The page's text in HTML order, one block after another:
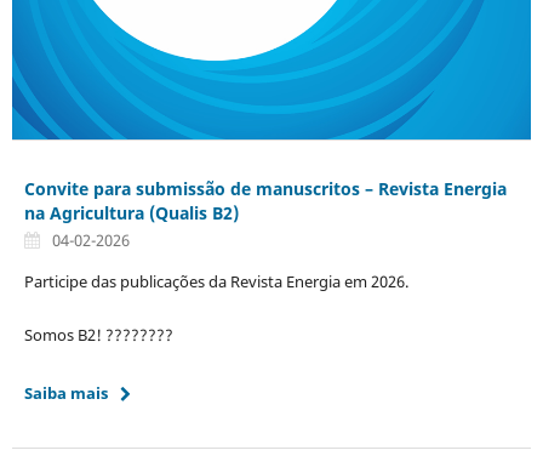
Convite para submissão de manuscritos – Revista Energia
na Agricultura (Qualis B2)
04-02-2026
Participe das publicações da Revista Energia em 2026.
Somos B2! ????????
Saiba mais